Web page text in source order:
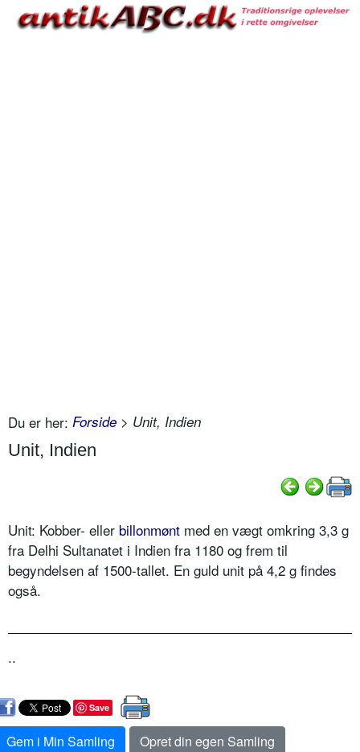
Du er her: Forside > Unit, Indien
Unit, Indien
Unit: Kobber- eller billonmønt med en vægt omkring 3,3 g
fra Delhi Sultanatet i Indien fra 1180 og frem til
begyndelsen af 1500-tallet. En guld unit på 4,2 g findes
også.
..
Save
Gem i Min Samling
Opret din egen Samling